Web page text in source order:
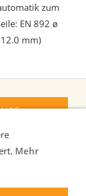
zum
EN 892 ø
mm)
Mehr